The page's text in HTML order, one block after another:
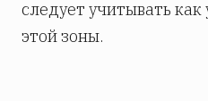
следует учитывать как
этой зоны.